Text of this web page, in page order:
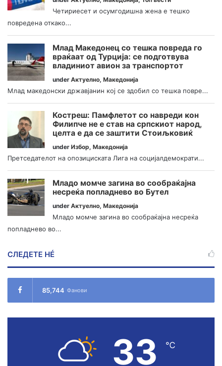
Четириесет и осумгодишна жена е тешко
повредена откако...
Млад Македонец со тешка повреда го
враќаат од Турција: се подготвува
владиниот авион за транспортот
under Актуелно, Македонија
Млад македонски државјанин кој се здобил со тешка повре...
Костреш: Памфлетот со навреди кон
Филипче не е став на српскиот народ,
целта е да се заштити Стоиљковиќ
under Избор, Македонија
Претседателот на опозициската Лига на социјалдемократи...
Младо момче загина во сообраќајна
несреќа попладнево во Бутел
under Актуелно, Македонија
Младо момче загина во сообраќајна несреќа
попладнево во...
СЛЕДЕТЕ НÉ
85,744 Фанови
33 ℃